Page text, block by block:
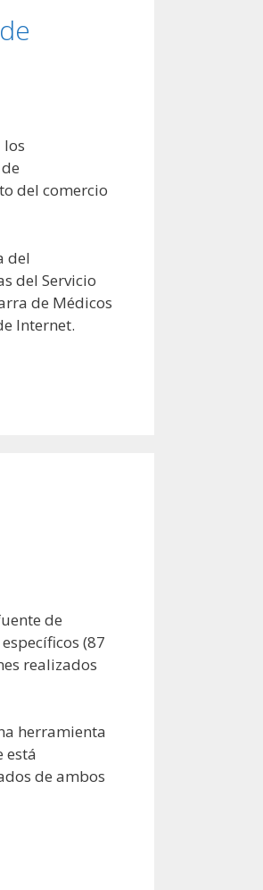
los
del comercio
del
del Servicio
de Médicos
Internet.
de
(87
realizados
herramienta
está
de ambos